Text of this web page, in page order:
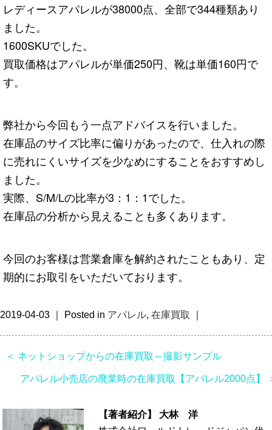
レディースアパレルが38000点、全部で344種類あり
ました。
1600SKUでした。
買取価格はアパレルが単価250円、靴は単価160円で
す。
弊社から今回もう一点アドバイスを行いました。
在庫品のサイズ比率に偏りがあったので、仕入れの際
に売れにくいサイズを少なめにすることをおすすめし
ました。
実際、S/M/Lの比率が3：1：1でした。
在庫品の分析から見えることも多くあります。
今回のお客様は営業倉庫を解約されたこともあり、定
期的にお取引をいただいております。
2019-04-03 ｜ Posted in アパレル, 在庫買取
＜ ネットショップからの在庫買取～撮影サンプル
アパレル小売店の廃業時の在庫買取【アパレル2000点】
【著者紹介】
大林 洋